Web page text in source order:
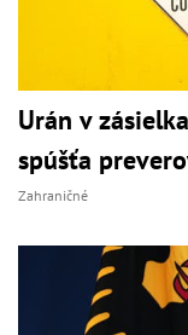
Urán v
spúšťa
Zahraničné